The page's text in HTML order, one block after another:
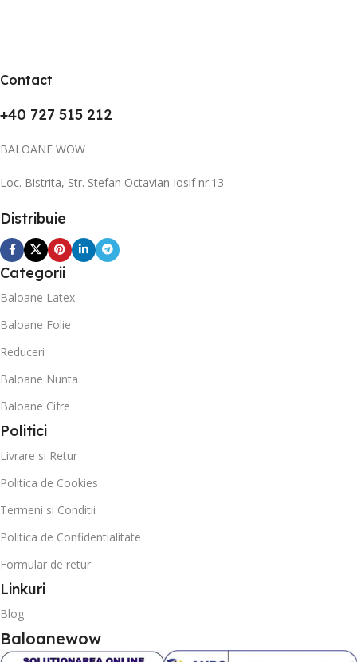
Contact
+40 727 515 212
BALOANE WOW
Loc. Bistrita, Str. Stefan Octavian Iosif nr.13
Distribuie
Categorii
Baloane Latex
Baloane Folie
Reduceri
Baloane Nunta
Baloane Cifre
Politici
Livrare si Retur
Politica de Cookies
Termeni si Conditii
Politica de Confidentialitate
Formular de retur
Linkuri
Blog
Baloanewow